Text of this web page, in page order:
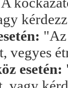
"Az
vegyes
esetén: